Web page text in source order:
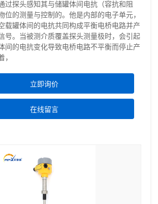
过探头感知其与储罐体间电抗（容抗和阻
位的测量与控制的。他是内部的电子单元，
载罐体间的电抗共同构成平衡电桥电路并产
号。当被测介质覆盖探头测量极时，会引起
间的电抗变化导致电桥电路不平衡而停止产
，
立即询价
在线留言